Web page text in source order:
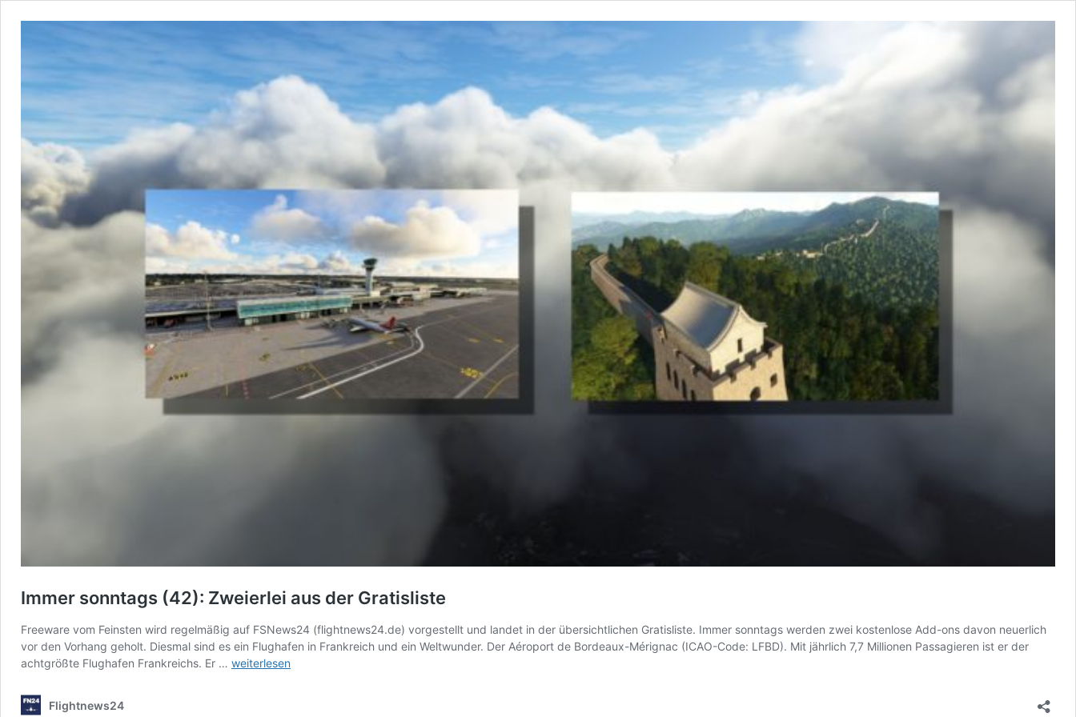
Immer sonntags (42): Zweierlei aus der Gratisliste
Freeware vom Feinsten wird regelmäßig auf FSNews24 (flightnews24.de) vorgestellt und landet in der übersichtlichen Gratisliste. Immer sonntags werden zwei kostenlose Add-ons davon neuerlich
vor den Vorhang geholt. Diesmal sind es ein Flughafen in Frankreich und ein Weltwunder. Der Aéroport de Bordeaux-Mérignac (ICAO-Code: LFBD). Mit jährlich 7,7 Millionen Passagieren ist er der
achtgrößte Flughafen Frankreichs. Er … Immer
weiterlesen
Flightnews24